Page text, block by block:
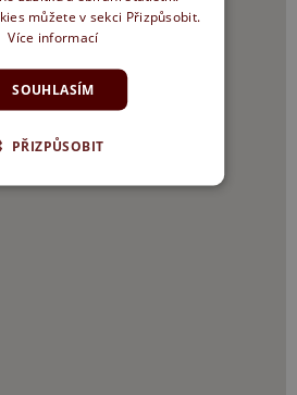
můžete v sekci Přizpůsobit.
Více informací
SOUHLASÍM
PŘIZPŮSOBIT